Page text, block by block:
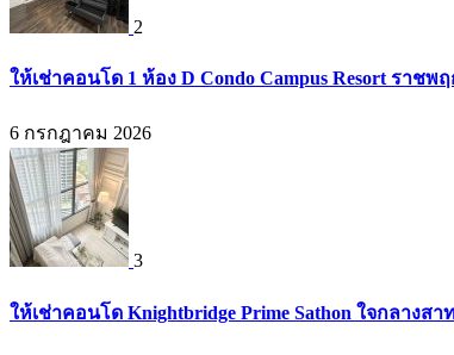
2
ให้เช่าคอนโด 1 ห้อง D Condo Campus Resort ราช
6 กรกฎาคม 2026
3
ให้เช่าคอนโด Knightbridge Prime Sathon ใจกลางส